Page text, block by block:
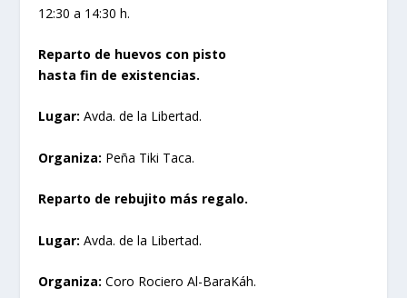
12:30 a 14:30 h.
Reparto de huevos con pisto
hasta fin de existencias.
Lugar: Avda. de la Libertad.
Organiza: Peña Tiki Taca.
Reparto de rebujito más regalo.
Lugar: Avda. de la Libertad.
Organiza: Coro Rociero Al-BaraKáh.